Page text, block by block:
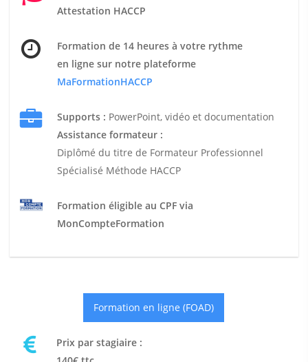
Attestation HACCP
Formation de 14 heures à votre rythme
en ligne sur notre plateforme
MaFormationHACCP
Supports : PowerPoint, vidéo et documentation
Assistance formateur :
Diplômé du titre de Formateur Professionnel
Spécialisé Méthode HACCP
Formation éligible au CPF via
MonCompteFormation
Formation en ligne (FOAD)
Prix par stagiaire :